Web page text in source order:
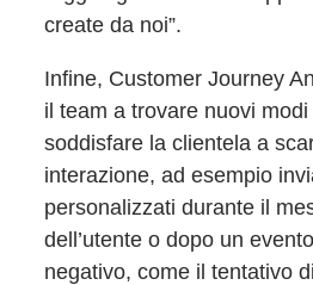
create da noi”.
Infine, Customer Journey
il team a trovare nuovi
soddisfare la clientela a
interazione, ad esempio
personalizzati durante il
dell’utente o dopo un
negativo, come il tentativo